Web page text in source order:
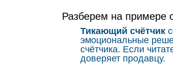
Разберем на примере
Тикающий счётчик
эмоциональные
счётчика. Если
доверяет продавцу.